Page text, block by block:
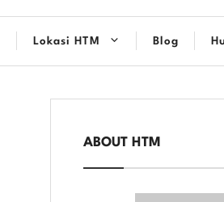
Lokasi HTM Blog
ABOUT HTM